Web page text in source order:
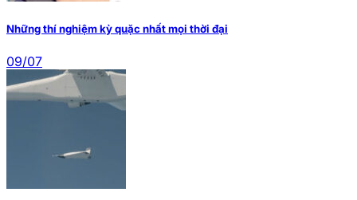
Những thí nghiệm kỳ quặc nhất mọi thời đại
09/07